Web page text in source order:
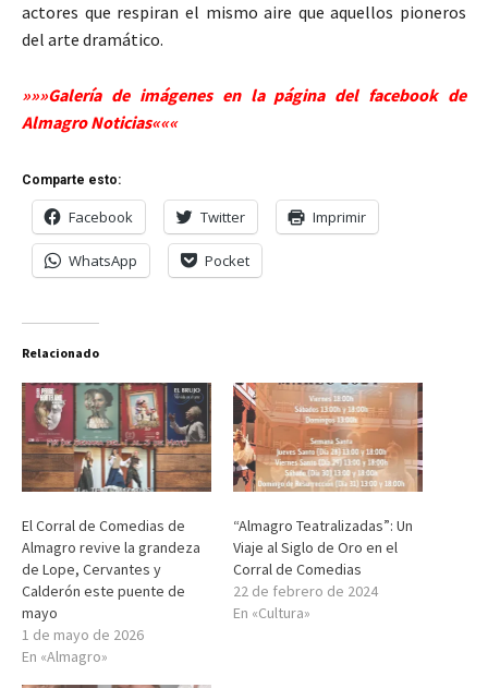
actores que respiran el mismo aire que aquellos pioneros
del arte dramático.
»»»Galería de imágenes en la página del facebook de
Almagro Noticias«««
Comparte esto:
Facebook Twitter Imprimir
WhatsApp Pocket
Relacionado
El Corral de Comedias de
Almagro revive la grandeza
de Lope, Cervantes y
Calderón este puente de
mayo
1 de mayo de 2026
En «Almagro»
“Almagro Teatralizadas”: Un
Viaje al Siglo de Oro en el
Corral de Comedias
22 de febrero de 2024
En «Cultura»